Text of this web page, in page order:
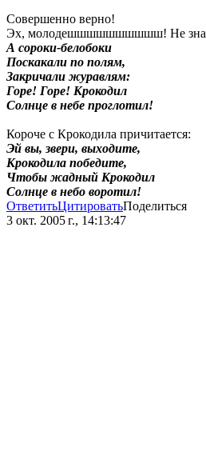
Совершенно верно!
Эх, молодешшшшшшшшшш! Не
А сороки-белобоки
Поскакали по полям,
Закричали журавлям:
Горе! Горе! Крокодил
Солнце в небе проглотил!
Короче с Крокодила причитается:
Эй вы, звери, выходите,
Крокодила победите,
Чтобы жадный Крокодил
Солнце в небо воротил!
ОтветитьЦитироватьПоделиться
3 окт. 2005 г., 14:13:47